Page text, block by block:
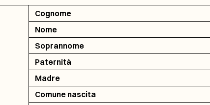
Cognome
Nome
Soprannome
Paternità
Madre
Comune nascita